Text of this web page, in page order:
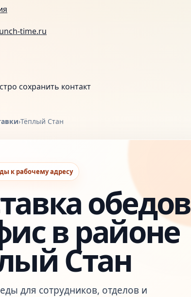
time.ru
сохранить контакт
›Тёплый Стан
к рабочему адресу
обедов
в районе
Стан
для сотрудников, отделов и